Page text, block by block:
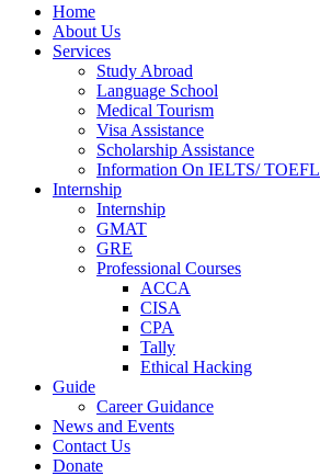
Home
About Us
Services
Study Abroad
Language School
Medical Tourism
Visa Assistance
Scholarship Assistance
Information On IELTS/ TOEFL
Internship
Internship
GMAT
GRE
Professional Courses
ACCA
CISA
CPA
Tally
Ethical Hacking
Guide
Career Guidance
News and Events
Contact Us
Donate